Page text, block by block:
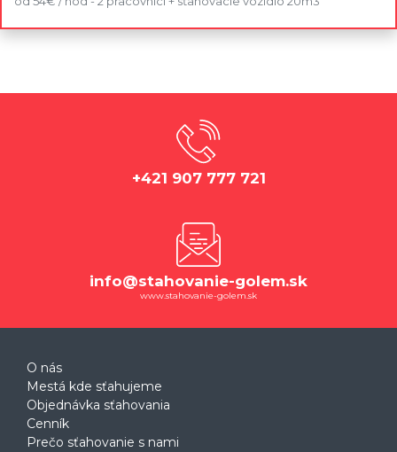
+421 907 777 721
info@stahovanie-golem.sk
www.stahovanie-golem.sk
O nás
Mestá kde sťahujeme
Objednávka sťahovania
Cenník
Prečo sťahovanie s nami